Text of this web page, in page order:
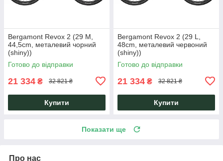
Bergamont Revox 2 (29 M,
44,5cm, металевий чорний
(shiny))
Готово до відправки
21 334 ₴ 32 821 ₴
Купити
Bergamont Revox 2 (29 L,
48cm, металевий червоний
(shiny))
Готово до відправки
21 334 ₴ 32 821 ₴
Купити
Показати ще
Про нас